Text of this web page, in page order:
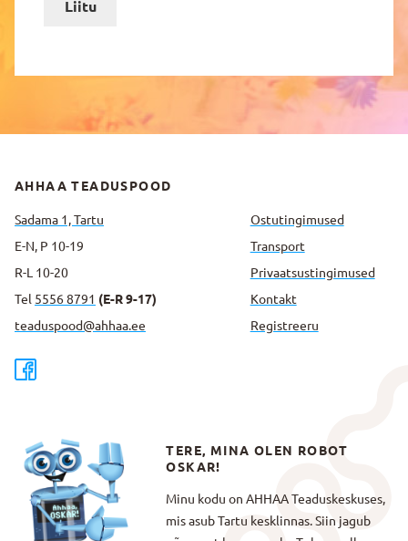
Liitu
AHHAA TEADUSPOOD
Sadama 1, Tartu
E-N, P 10-19
R-L 10-20
Tel 5556 8791 (E-R 9-17)
teaduspood@ahhaa.ee
Ostutingimused
Transport
Privaatsus­tingimused
Kontakt
Registreeru
TERE, MINA OLEN ROBOT
OSKAR!
Minu kodu on AHHAA Teaduskeskuses,
mis asub Tartu kesklinnas. Siin jagub